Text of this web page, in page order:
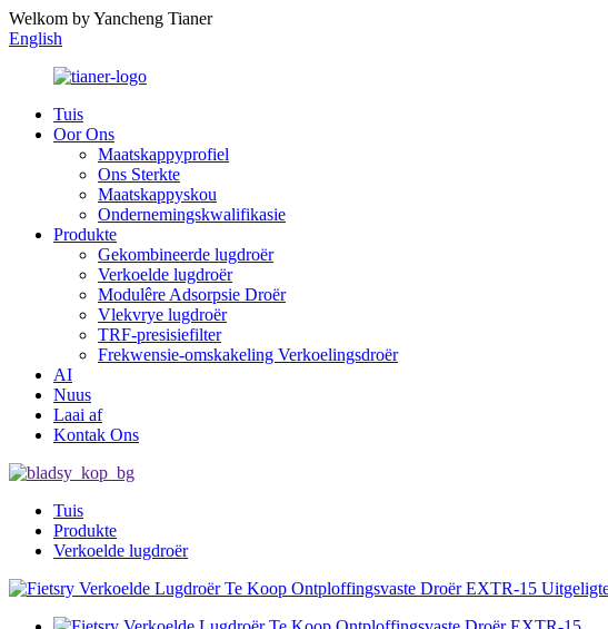
Welkom by Yancheng Tianer
English
Tuis
Oor Ons
Maatskappyprofiel
Ons Sterkte
Maatskappyskou
Ondernemingskwalifikasie
Produkte
Gekombineerde lugdroër
Verkoelde lugdroër
Modulêre Adsorpsie Droër
Vlekvrye lugdroër
TRF-presisiefilter
Frekwensie-omskakeling Verkoelingsdroër
AI
Nuus
Laai af
Kontak Ons
Tuis
Produkte
Verkoelde lugdroër